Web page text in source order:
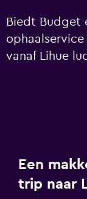
Biedt Budget
vanaf Lihue
Een
trip naar